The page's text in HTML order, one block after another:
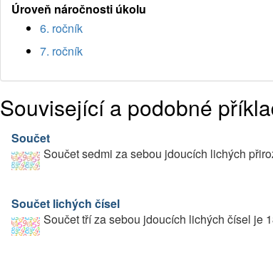
Úroveň náročnosti úkolu
6. ročník
7. ročník
Související a podobné
Součet
Součet sedmi za sebou jdoucích lichých
Součet lichých čísel
Součet tří za sebou jdoucích lichých čísel je